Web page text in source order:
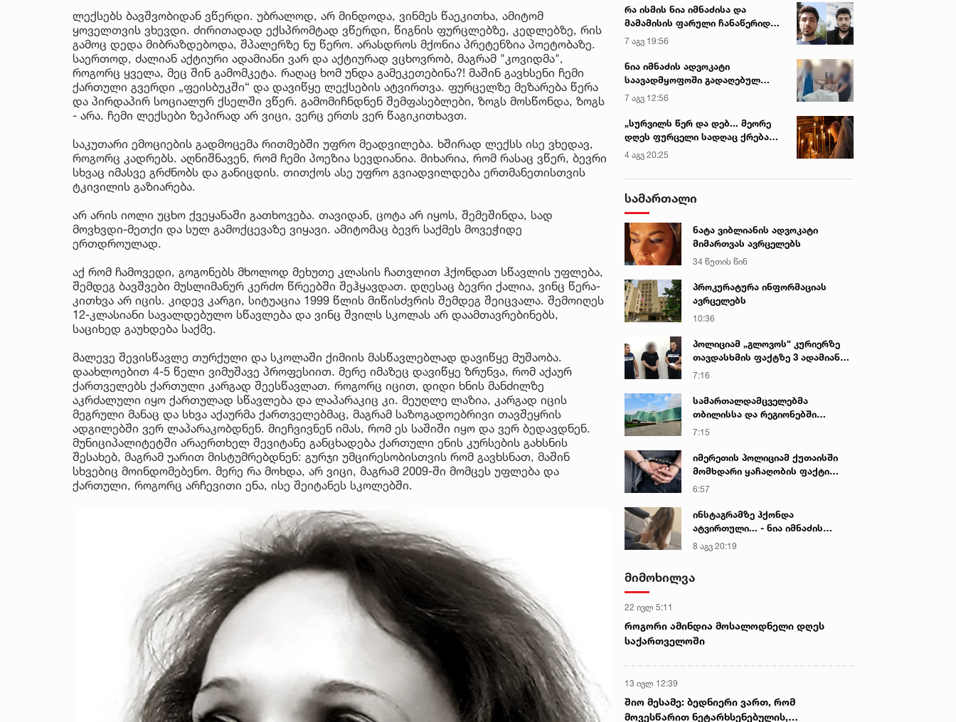
ლექსებს ბავშვობიდან ვწერდი. უბრალოდ, არ მინდოდა, ვინმეს წაეკითხა, ამიტომ
ყოველთვის ვხევდი. ძირითადად ექსპრომტად ვწერდი, წიგნის ფურცლებზე, კედლებზე, რის
გამოც დედა მიბრაზდებოდა, შპალერზე ნუ წერო. არასდროს მქონია პრეტენზია პოეტობაზე.
საერთოდ, ძალიან აქტიური ადამიანი ვარ და აქტიურად ვცხოვრობ, მაგრამ "კოვიდმა",
როგორც ყველა, მეც შინ გამომკეტა. რაღაც ხომ უნდა გამეკეთებინა?! მაშინ გავხსენი ჩემი
ქართული გვერდი „ფეისბუკში“ და დავიწყე ლექსების ატვირთვა. ფურცელზე მეზარება წერა
და პირდაპირ სოციალურ ქსელში ვწერ. გამომიჩნდნენ შემფასებლები, ზოგს მოსწონდა, ზოგს
- არა. ჩემი ლექსები ზეპირად არ ვიცი, ვერც ერთს ვერ წაგიკითხავთ.
საკუთარი ემოციების გადმოცემა რითმებში უფრო მეადვილება. ხშირად ლექსს ისე ვხედავ,
როგორც კადრებს. აღნიშნავენ, რომ ჩემი პოეზია სევდიანია. მიხარია, რომ რასაც ვწერ, ბევრი
სხვაც იმასვე გრძნობს და განიცდის. თითქოს ასე უფრო გვიადვილდება ერთმანეთისთვის
ტკივილის გაზიარება.
არ არის იოლი უცხო ქვეყანაში გათხოვება. თავიდან, ცოტა არ იყოს, შემეშინდა, სად
მოვხვდი-მეთქი და სულ გამოქცევაზე ვიყავი. ამიტომაც ბევრ საქმეს მოვეჭიდე
ერთდროულად.
აქ რომ ჩამოვედი, გოგონებს მხოლოდ მეხუთე კლასის ჩათვლით ჰქონდათ სწავლის უფლება,
შემდეგ ბავშვები მუსლიმანურ კერძო წრეებში შეჰყავდათ. დღესაც ბევრი ქალია, ვინც წერა-
კითხვა არ იცის. კიდევ კარგი, სიტუაცია 1999 წლის მიწისძვრის შემდეგ შეიცვალა. შემოიღეს
12-კლასიანი სავალდებულო სწავლება და ვინც შვილს სკოლას არ დაამთავრებინებს,
საციხედ გაუხდება საქმე.
მალევე შევისწავლე თურქული და სკოლაში ქიმიის მასწავლებლად დავიწყე მუშაობა.
დაახლოებით 4-5 წელი ვიმუშავე პროფესიით. მერე იმაზეც დავიწყე ზრუნვა, რომ აქაურ
ქართველებს ქართული კარგად შეესწავლათ. როგორც იცით, დიდი ხნის მანძილზე
აკრძალული იყო ქართულად სწავლება და ლაპარაკიც კი. მეუღლე ლაზია, კარგად იცის
მეგრული მანაც და სხვა აქაურმა ქართველებმაც, მაგრამ საზოგადოებრივი თავშეყრის
ადგილებში ვერ ლაპარაკობდნენ. მიეჩვივნენ იმას, რომ ეს საშიში იყო და ვერ ბედავდნენ.
მუნიციპალიტეტში არაერთხელ შევიტანე განცხადება ქართული ენის კურსების გახსნის
შესახებ, მაგრამ უარით მისტუმრებდნენ: გურჯი უმცირესობისთვის რომ გავხსნათ, მაშინ
სხვებიც მოინდომებენო. მერე რა მოხდა, არ ვიცი, მაგრამ 2009-ში მომცეს უფლება და
ქართული, როგორც არჩევითი ენა, ისე შეიტანეს სკოლებში.
რა ისმის ნია იმნაძისა და
მამამისის ფარული ჩანაწერიდან
- გიგა ავალიანის მკვლელობის
საქმე
7 აგვ 19:56
ნია იმნაძის ადვოკატი
საავადმყოფოში გადაღებულ
კადრებს ავრცელებს
7 აგვ 12:56
„სურვილს წერ და დებ... მეორე
დღეს ფურცელი სადღაც ქრება
და სურვილი სრულდება...“ -
სასწაულმოქმედი ტაძარი შიდა
ქართლში
4 აგვ 20:25
სამართალი
ნატა ვიბლიანის ადვოკატი
მიმართვას ავრცელებს
34 წუთის წინ
პროკურატურა ინფორმაციას
ავრცელებს
10:36
პოლიციამ „გლოვოს“ კურიერზე
თავდასხმის ფაქტზე 3 ადამიანი
დააკავა
7:16
სამართალდამცველებმა
თბილისსა და რეგიონებში
უკანონო ცეცხლსასროლი
ამოიღეს
7:15
იმერეთის პოლიციამ ქუთაისში
მომხდარი ყაჩაღობის ფაქტი
გახსნა - დაკავებულია ერთი პირი
6:57
ინსტაგრამზე ჰქონდა
ატვირთული... - ნია იმნაძის
რომელ ფოტოზე საუბრობს გიგა
ავალიანის დედა
8 აგვ 20:19
მიმოხილვა
22 ივლ 5:11
როგორი ამინდია მოსალოდნელი დღეს
საქართველოში
13 ივლ 12:39
შიო მესამე: ბედნიერი ვართ, რომ
მოვესწარით ნეტარხსენებულის,